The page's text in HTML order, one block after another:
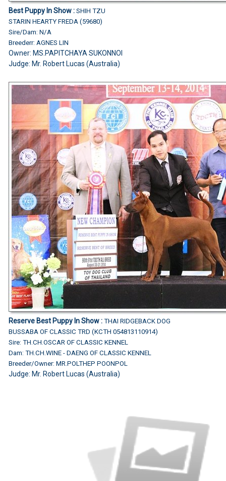
Best Puppy In Show : SHIH TZU
STARIN HEARTY FREDA (59680)
Sire/Dam: N/A
Breederr: AGNES LIN
Owner: MS.PAPITCHAYA SUKONNOI
Judge: Mr. Robert Lucas (Australia)
Reserve Best Puppy In Show : THAI RIDGEBACK DOG
BUSSABA OF CLASSIC TRD (KCTH 054813110914)
Sire: TH.CH.OSCAR OF CLASSIC KENNEL
Dam: TH.CH.WINE - DAENG OF CLASSIC KENNEL
Breeder/Owner: MR.POLTHEP POONPOL
Judge: Mr. Robert Lucas (Australia)